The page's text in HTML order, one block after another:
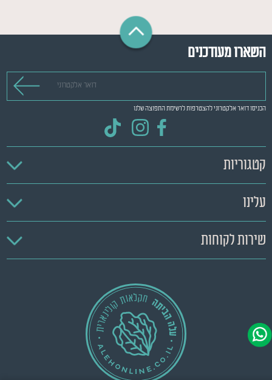
השארו מעודכנים
הכניסו דואר אלקטרוני להצטרפות לרשימת התפוצה שלנו
קטגוריות
עלינו
שירות לקוחות